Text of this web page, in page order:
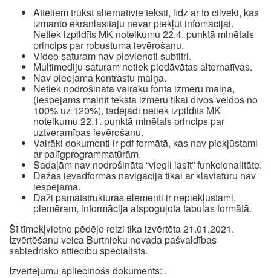
Attēliem trūkst alternatīvie teksti, līdz ar to cilvēki, kas
izmanto ekrānlasītāju nevar piekļūt infomācijai.
Netiek izpildīts MK noteikumu 22.4. punktā minētais
princips par robustuma ievērošanu.
Video saturam nav pievienoti subtitri.
Multimediju saturam netiek piedāvātas alternatīvas.
Nav pieejama kontrastu maiņa.
Netiek nodrošināta vairāku fonta izmēru maiņa,
(iespējams mainīt teksta izmēru tikai divos veidos no
100% uz 120%), tādējādi netiek izpildīts MK
noteikumu 22.1. punktā minētais princips par
uztveramības ievērošanu.
Vairāki dokumenti ir pdf formātā, kas nav piekļūstami
ar palīgprogrammatūrām.
Sadaļām nav nodrošināta “viegli lasīt” funkcionalitāte.
Dažās ievadformās navigācija tikai ar klaviatūru nav
iespējama.
Daži pamatstruktūras elementi ir nepiekļūstami,
piemēram, informācija atspoguļota tabulas formātā.
Šī tīmekļvietne pēdējo reizi tika izvērtēta 21.01.2021.
Izvērtēšanu veica Burtnieku novada pašvaldības
sabiedrisko attiecību speciālists.
Izvērtējumu apliecinošs dokuments: .